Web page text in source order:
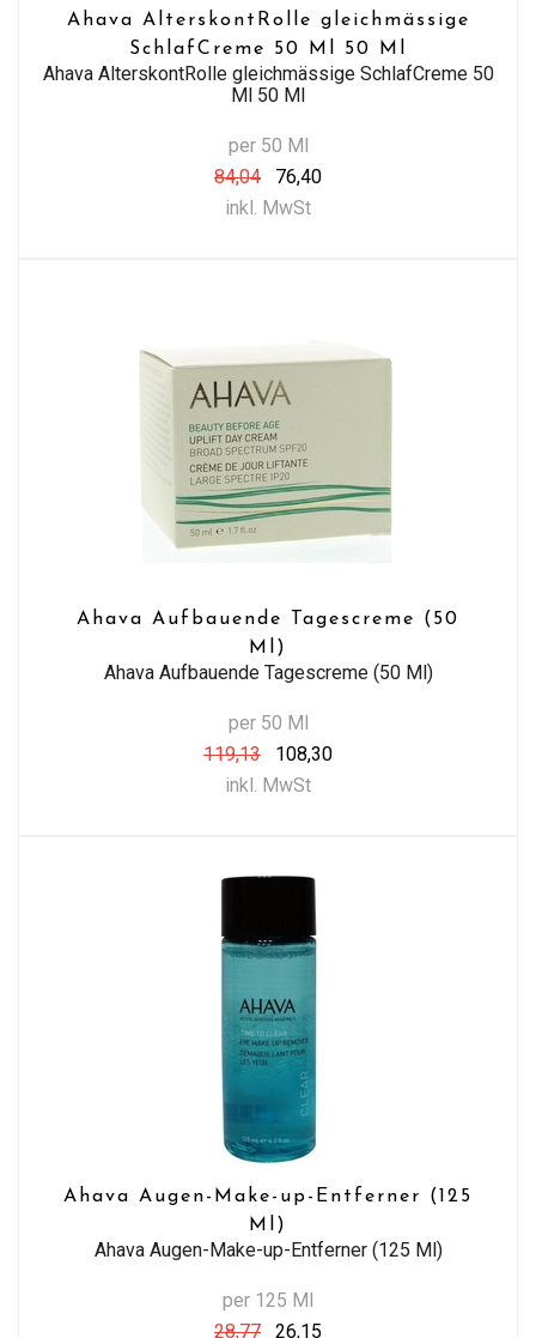
Ahava AlterskontRolle gleichmässige
SchlafCreme 50 Ml 50 Ml
Ahava AlterskontRolle gleichmässige SchlafCreme 50
Ml 50 Ml
per 50 Ml
84,04
76,40
inkl. MwSt
Ahava Aufbauende Tagescreme (50
Ml)
Ahava Aufbauende Tagescreme (50 Ml)
per 50 Ml
119,13
108,30
inkl. MwSt
Ahava Augen-Make-up-Entferner (125
Ml)
Ahava Augen-Make-up-Entferner (125 Ml)
per 125 Ml
28,77
26,15